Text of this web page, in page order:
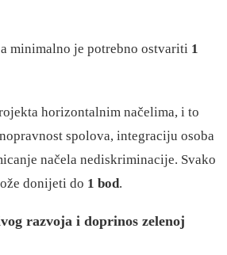
a minimalno je potrebno ostvariti 1
horizontalnim načelima, i to
spolova, integraciju osoba
načela nediskriminacije. Svako
donijeti do 1 bod.
razvoja i doprinos zelenoj